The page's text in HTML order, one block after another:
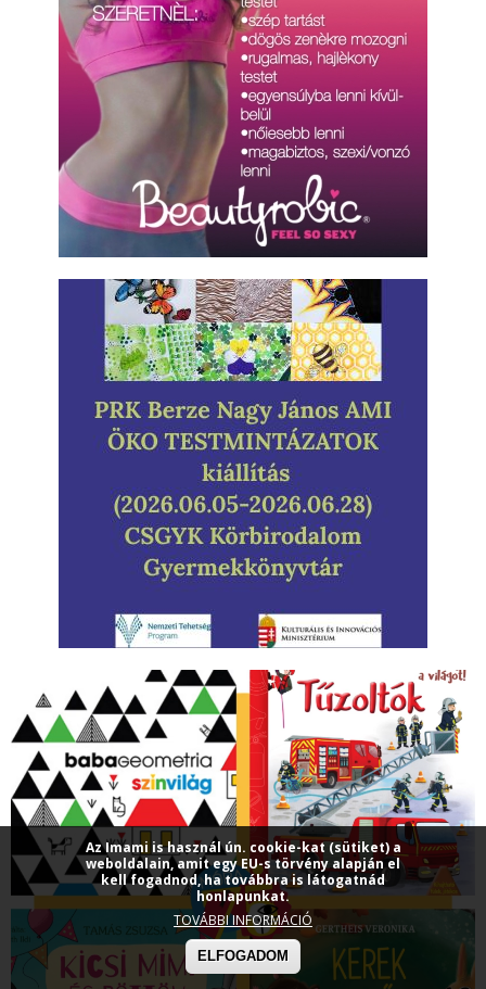
Az Imami is használ ún. cookie-kat (sütiket) a
weboldalain, amit egy EU-s törvény alapján el
kell fogadnod, ha továbbra is látogatnád
honlapunkat.
TOVÁBBI INFORMÁCIÓ
ELFOGADOM